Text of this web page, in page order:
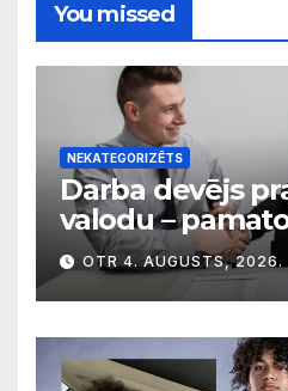
You missed
NEKATEGORIZĒTS
Darba devējs
valodu –
diskriminācija?
OTR 4. AUGUSTS, 2026.